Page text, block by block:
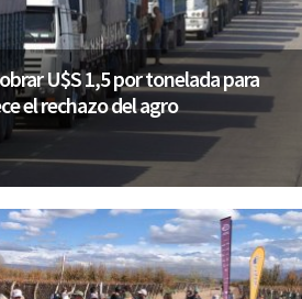
U$S 1,5 por tonelada para
el rechazo del agro